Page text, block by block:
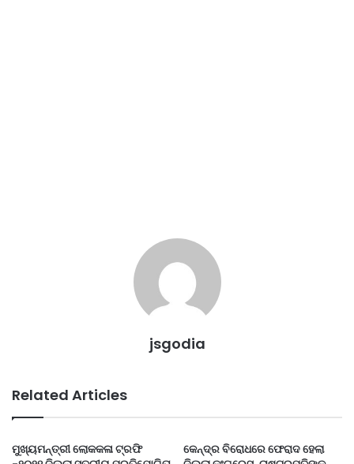
jsgodia
Related Articles
ମୁଖ୍ୟମନ୍ତ୍ରୀ ଲୋକକଳା ଟ୍ରଫି
କେନ୍ଦ୍ର ବିରୋଧରେ ଫେରାଦ ହେଲା